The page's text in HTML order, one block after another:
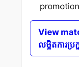
View
លម្អិតការប្រ